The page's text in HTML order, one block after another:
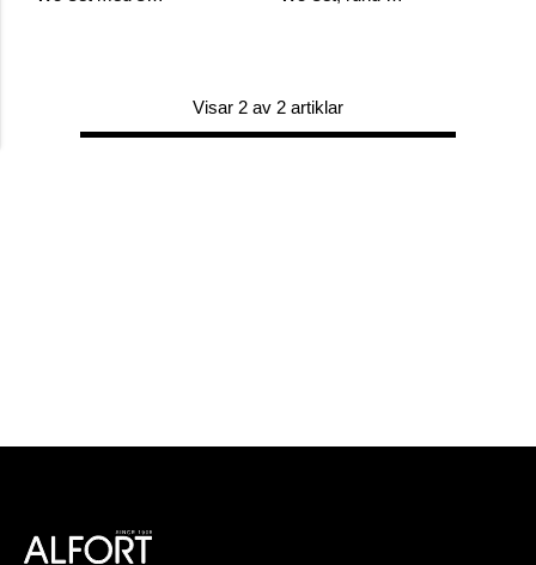
Visar 2 av 2 artiklar